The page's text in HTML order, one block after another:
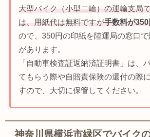
大型バイク（小型二輪）の運輸支局
は、用紙代は無料ですが手数料が
ので、350円の印紙を陸運局の窓口
があります。
「自動車検査証返納済証明書」は、
てもらう際や自賠責保険の還付の際
すので、大切に保管してください。
神奈川県横浜市緑区でバイク